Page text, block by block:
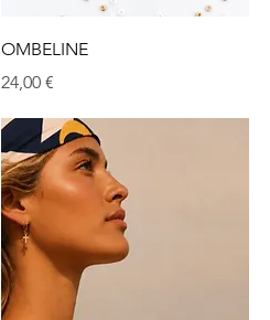
Aperçu rapide
OMBELINE
Prix
24,00 €